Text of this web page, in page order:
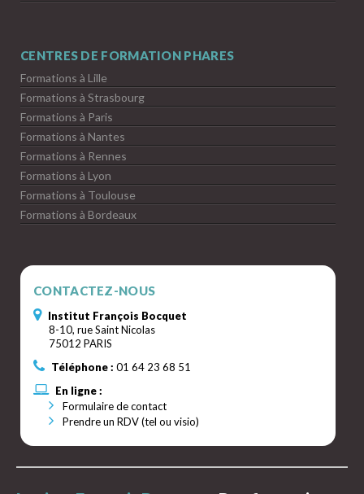
CENTRES DE FORMATION PHARES
Formations à Lille
Formations à Strasbourg
Formations à Paris
Formations à Nantes
Formations à Rennes
Formations à Lyon
Formations à Toulouse
Formations à Bordeaux
CONTACTEZ-NOUS
Institut François Bocquet
8-10, rue Saint Nicolas
75012 PARIS
Téléphone : 01 64 23 68 51
En ligne :
Formulaire de contact
Prendre un RDV (tel ou visio)